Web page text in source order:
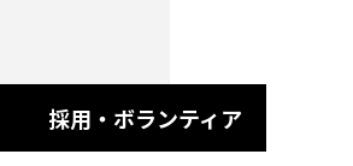
採用・ボランティア